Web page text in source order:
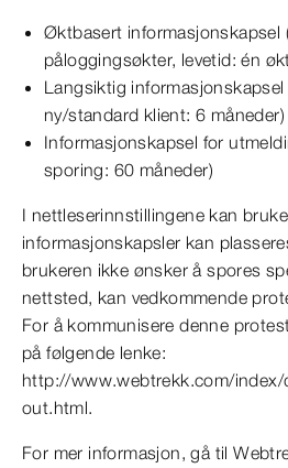
Øktbasert informasjonskapsel
påloggingsøkter, levetid: én
Langsiktig informasjonskapsel
ny/standard klient: 6 måneder)
Informasjonskapsel for
sporing: 60 måneder)
I nettleserinnstillingene kan
informasjonskapsler kan
brukeren ikke ønsker å spores
nettsted, kan vedkommende
For å kommunisere denne
på følgende lenke:
http://www.webtrekk.com/
out.html.
For mer informasjon, gå til